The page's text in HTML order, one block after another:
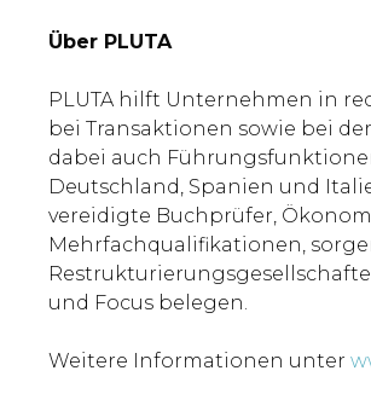
Über PLUTA
PLUTA hilft Unternehmen in
bei Transaktionen sowie bei
dabei auch
Deutschland, Spanien und
vereidigte Buchprüfer,
Mehrfachqualifikationen,
und Focus belegen.
Weitere Informationen unter